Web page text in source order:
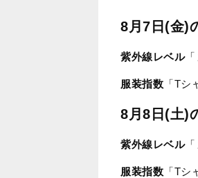
8月7日(金)
紫外線レベル「
服装指数 「Tシ
8月8日(土)
紫外線レベル「
服装指数 「Tシ